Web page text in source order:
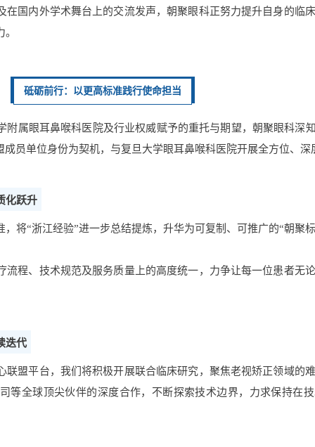
在国内外学术舞台上的交流发声，朝聚眼科正努力提升自身的临
砥砺前行：以更高标准践行使命担当
属眼耳鼻喉科医院及行业权威赋予的重托与期望，朝聚眼科深知
员单位身份为契机，与复旦大学眼耳鼻喉科医院开展全方位、深
化跃升
将“浙江经验”进一步总结提炼，升华为可复制、可推广的“朝聚标
流程、技术规范及服务质量上的高度统一，力争让每一位患者无
迭代
联盟平台，我们将积极开展联合临床研究，聚焦老视矫正领域的
等全球顶尖伙伴的深度合作，不断探索技术边界，力求保持在